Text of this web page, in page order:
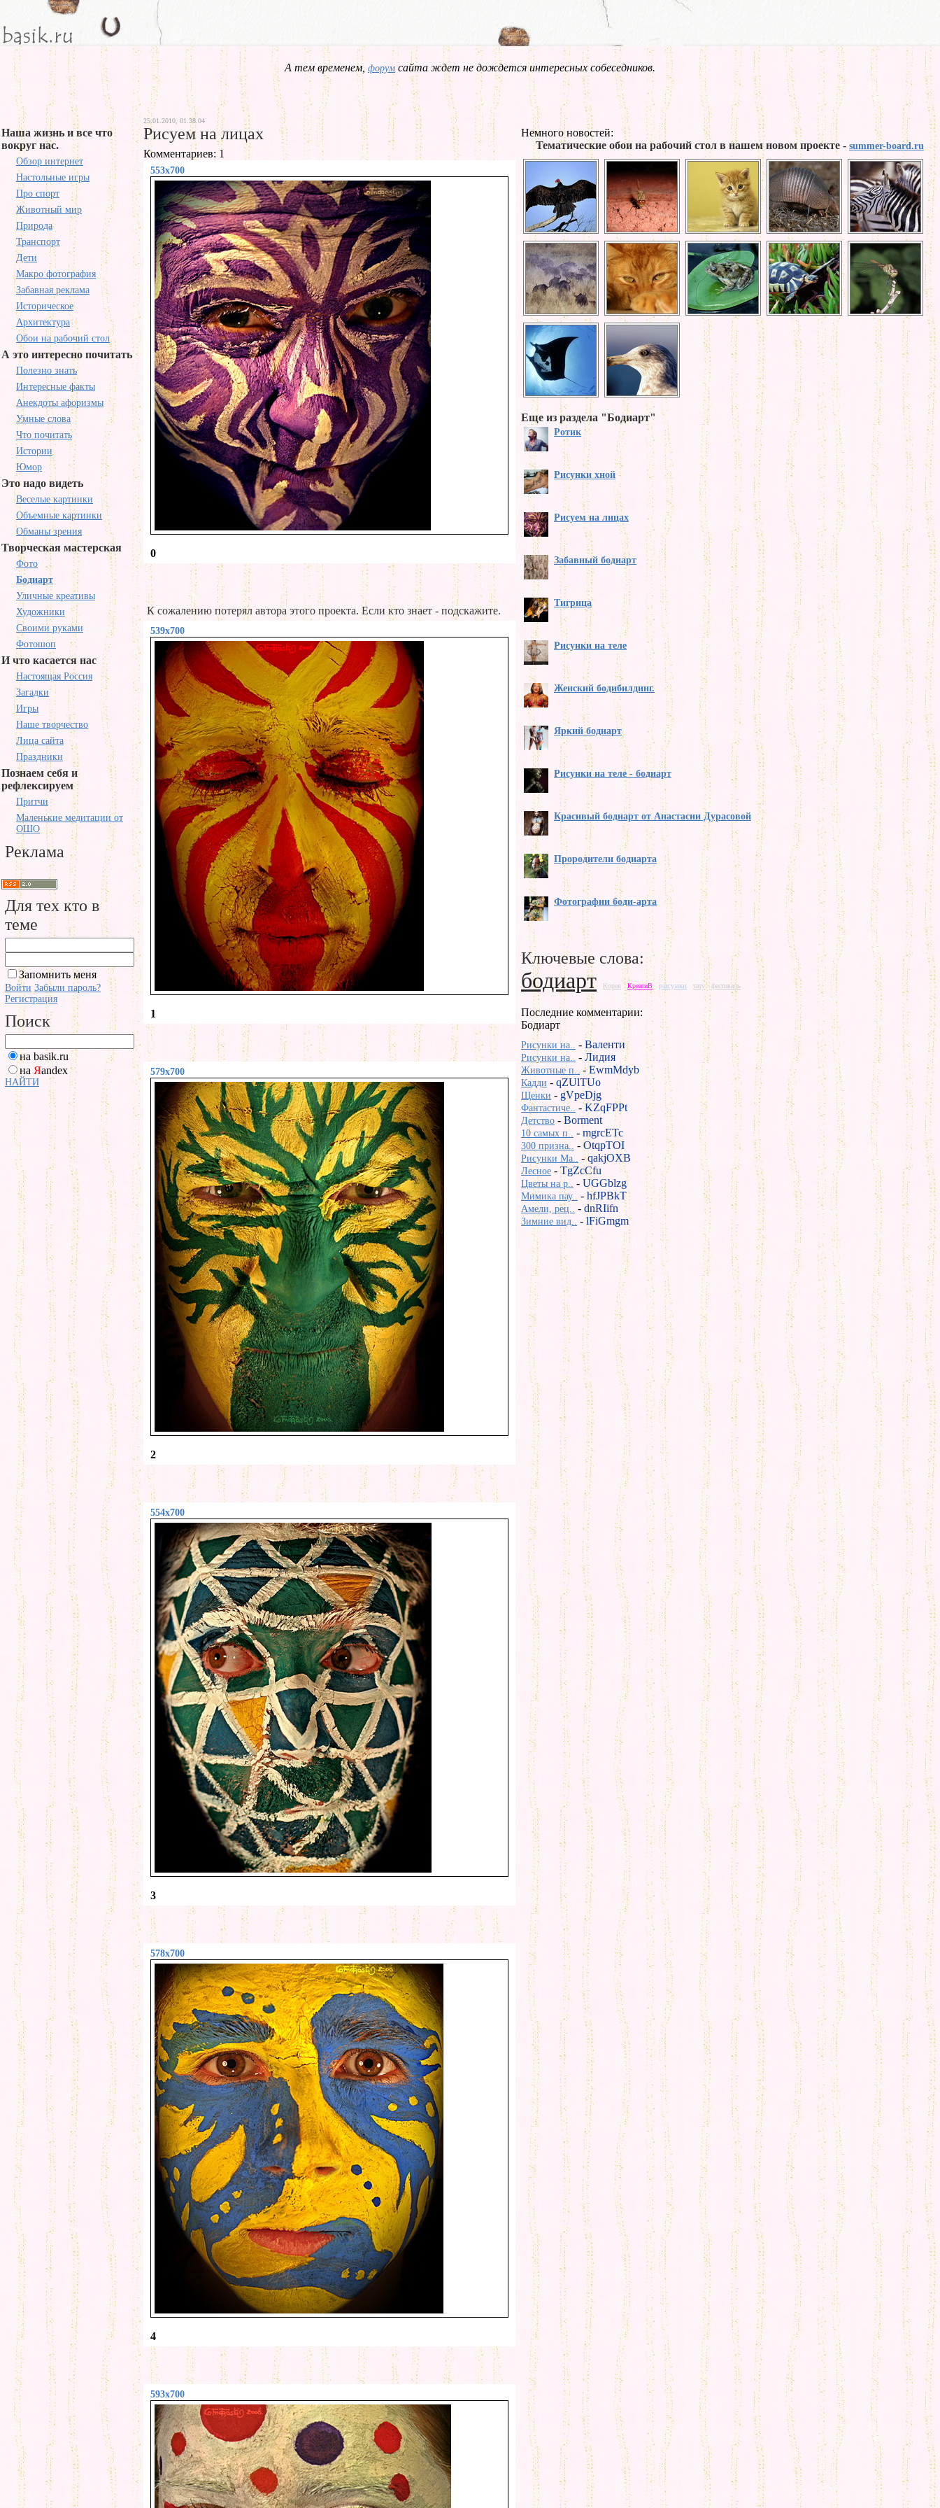
А тем временем, форум сайта ждет не дождется интересных собеседников.
Наша жизнь и все что
вокруг нас.
Обзор интернет
Настольные игры
Про спорт
Животный мир
Природа
Транспорт
Дети
Макро фотография
Забавная реклама
Историческое
Архитектура
Обои на рабочий стол
А это интересно почитать
Полезно знать
Интересные факты
Анекдоты афоризмы
Умные слова
Что почитать
Истории
Юмор
Это надо видеть
Веселые картинки
Объемные картинки
Обманы зрения
Творческая мастерская
Фото
Бодиарт
Уличные креативы
Художники
Своими руками
Фотошоп
И что касается нас
Настоящая Россия
Загадки
Игры
Наше творчество
Лица сайта
Праздники
Познаем себя и
рефлексируем
Притчи
Маленькие медитации от
ОШО
Реклама
Для тех кто в
теме
Запомнить меня
Войти Забыли пароль?
Регистрация
Поиск
на basik.ru
на Яandex
НАЙТИ
25.01.2010, 01.38.04
Рисуем на лицах
Комментариев: 1
553x700
0
К сожалению потерял автора этого проекта. Если кто знает - подскажите.
539x700
1
579x700
2
554x700
3
578x700
4
593x700
Немного новостей:
Тематические обои на рабочий стол в нашем новом проекте - summer-board.ru
Еще из раздела "Бодиарт"
Ротик
Рисунки хной
Рисуем на лицах
Забавный бодиарт
Тигрица
Рисунки на теле
Женский бодибилдинг.
Яркий бодиарт
Рисунки на теле - бодиарт
Красивый бодиарт от Анастасии Дурасовой
Прородители бодиарта
Фотографии боди-арта
Ключевые слова:
бодиарт Корея КреатиВ рисунки тату фестиваль
Последние комментарии:
Бодиарт
Рисунки на.. - Валенти
Рисунки на.. - Лидия
Животные п.. -EwmMdyb
Кадди - qZUlTUo
Щенки - gVpeDjg
Фантастиче.. -KZqFPPt
Детство - Borment
10 самых п.. -mgrcETc
300 призна.. -OtqpTOI
Рисунки Ma.. -qakjOXB
Лесное - TgZcCfu
Цветы на р.. - UGGblzg
Мимика пау.. - hfJPBkT
Амели, рец.. - dnRIifn
Зимние вид.. - lFiGmgm